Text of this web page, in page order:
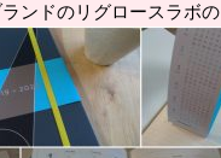
ンドのリグロースラボの